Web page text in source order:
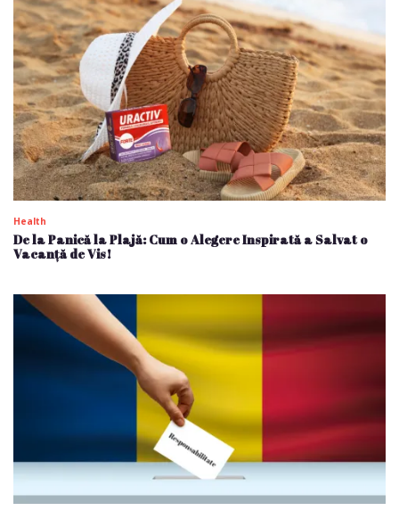
Health
De la Panică la Plajă: Cum o Alegere Inspirată a Salvat o
Vacanță de Vis!